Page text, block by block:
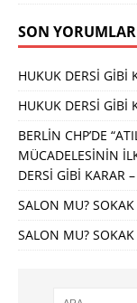
SON YORUMLAR
HUKUK DERSİ GİBİ
HUKUK DERSİ GİBİ
BERLİN CHP’DE
MÜCADELESİNİN
DERSİ GİBİ KARAR
SALON MU?
SALON MU?